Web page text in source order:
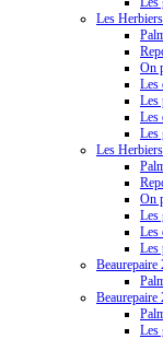
Les
On
Les
Les
Les
Les
Les
On
Les
Les
Les
Beaurepaire
Beaurepaire
Les